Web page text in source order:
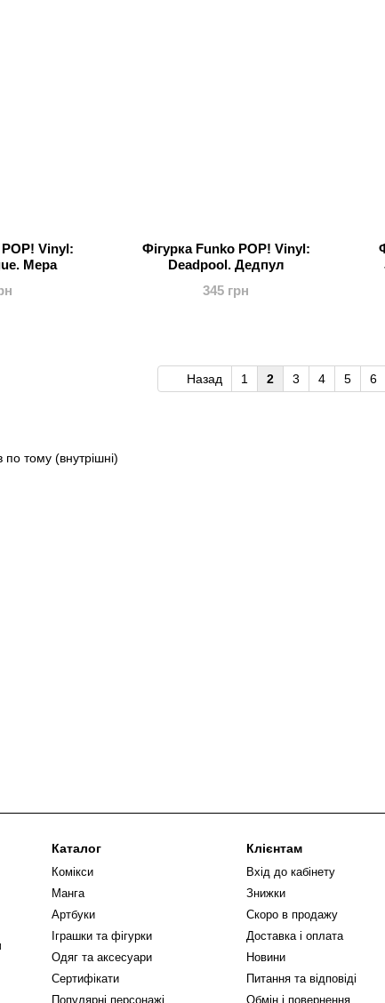
Vinyl:
Мера
Фігурка Funko POP! Vinyl:
Deadpool. Дeдпул
345 грн
Назад 1 2 3 4 5 6
Каталог
Комікси
Манга
Артбуки
Іграшки та фігурки
Одяг та аксесуари
Сертифікати
Популярні персонажі
Клієнтам
Вхід до кабінету
Знижки
Скоро в продажу
Доставка і оплата
Новини
Питання та відповіді
Обмін і повернення